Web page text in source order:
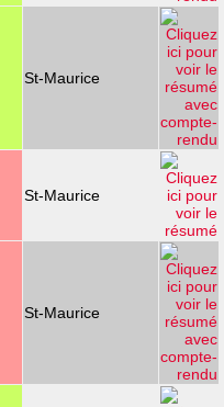
St-Maurice
St-Maurice
St-Maurice